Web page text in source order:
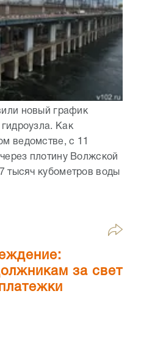
новый график
Как
ведомстве, с 11
плотину Волжской
тысяч кубометров воды
за свет